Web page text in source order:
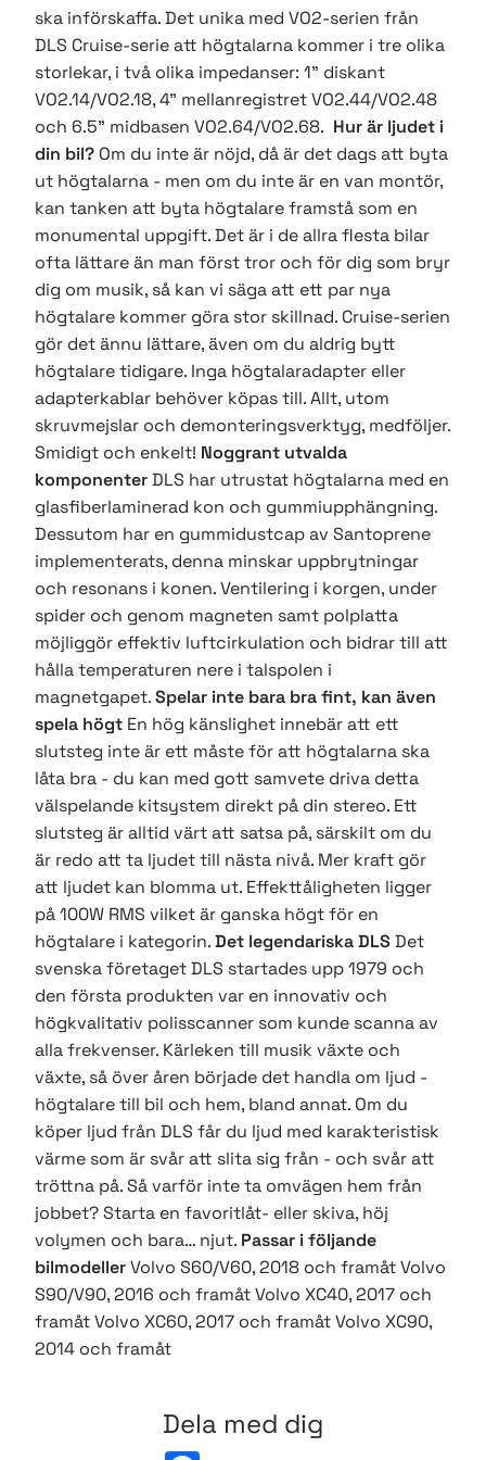
ska införskaffa. Det unika med VO2-serien från
DLS Cruise-serie att högtalarna kommer i tre olika
storlekar, i två olika impedanser: 1" diskant
VO2.14/VO2.18, 4" mellanregistret VO2.44/VO2.48
och 6.5" midbasen VO2.64/VO2.68. Hur är ljudet i
din bil? Om du inte är nöjd, då är det dags att byta
ut högtalarna - men om du inte är en van montör,
kan tanken att byta högtalare framstå som en
monumental uppgift. Det är i de allra flesta bilar
ofta lättare än man först tror och för dig som bryr
dig om musik, så kan vi säga att ett par nya
högtalare kommer göra stor skillnad. Cruise-serien
gör det ännu lättare, även om du aldrig bytt
högtalare tidigare. Inga högtalaradapter eller
adapterkablar behöver köpas till. Allt, utom
skruvmejslar och demonteringsverktyg, medföljer.
Smidigt och enkelt! Noggrant utvalda
komponenterDLS har utrustat högtalarna med en
glasfiberlaminerad kon och gummiupphängning.
Dessutom har en gummidustcap av Santoprene
implementerats, denna minskar uppbrytningar
och resonans i konen. Ventilering i korgen, under
spider och genom magneten samt polplatta
möjliggör effektiv luftcirkulation och bidrar till att
hålla temperaturen nere i talspolen i
magnetgapet.Spelar inte bara bra fint, kan även
spela högt En hög känslighet innebär att ett
slutsteg inte är ett måste för att högtalarna ska
låta bra - du kan med gott samvete driva detta
välspelande kitsystem direkt på din stereo. Ett
slutsteg är alltid värt att satsa på, särskilt om du
är redo att ta ljudet till nästa nivå. Mer kraft gör
att ljudet kan blomma ut. Effekttåligheten ligger
på 100W RMS vilket är ganska högt för en
högtalare i kategorin.Det legendariska DLS Det
svenska företaget DLS startades upp 1979 och
den första produkten var en innovativ och
högkvalitativ polisscanner som kunde scanna av
alla frekvenser. Kärleken till musik växte och
växte, så över åren började det handla om ljud -
högtalare till bil och hem, bland annat. Om du
köper ljud från DLS får du ljud med karakteristisk
värme som är svår att slita sig från - och svår att
tröttna på. Så varför inte ta omvägen hem från
jobbet? Starta en favoritlåt- eller skiva, höj
volymen och bara… njut. Passar i följande
bilmodellerVolvo S60/V60, 2018 och framåt Volvo
S90/V90, 2016 och framåt Volvo XC40, 2017 och
framåt Volvo XC60, 2017 och framåt Volvo XC90,
2014 och framåt
Dela med dig